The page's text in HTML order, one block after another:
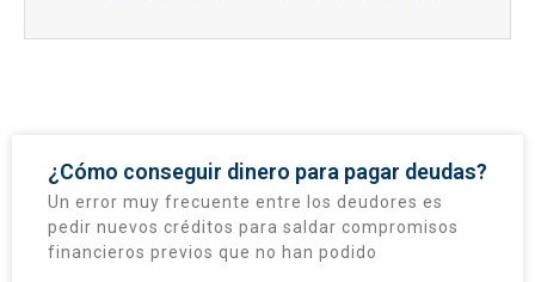
¿Cómo conseguir dinero para pagar deudas?
Un error muy frecuente entre los deudores es
pedir nuevos créditos para saldar compromisos
financieros previos que no han podido